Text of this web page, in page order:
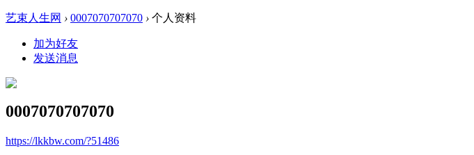
艺束人生网 › 0007070707070 › 个人资料
加为好友
发送消息
0007070707070
https://lkkbw.com/?51486